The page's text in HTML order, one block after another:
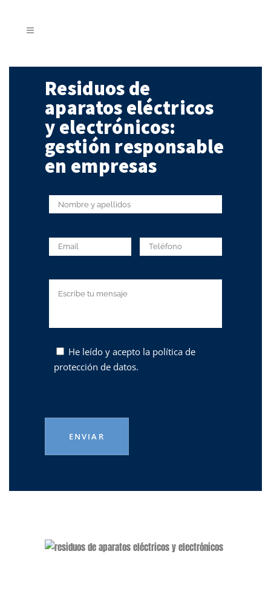
Residuos de
aparatos eléctricos
y electrónicos:
gestión responsable
en empresas
He leído y acepto la política de
protección de datos.